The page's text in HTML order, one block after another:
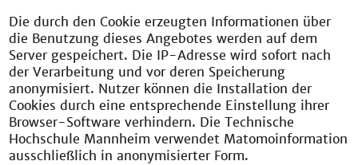
Die durch den Cookie erzeugten Informationen über
die Benutzung dieses Angebotes werden auf dem
Server gespeichert. Die IP-Adresse wird sofort nach
der Verarbeitung und vor deren Speicherung
anonymisiert. Nutzer können die Installation der
Cookies durch eine entsprechende Einstellung ihrer
Browser-Software verhindern. Die Technische
Hochschule Mannheim verwendet Matomoinformation
ausschließlich in anonymisierter Form.